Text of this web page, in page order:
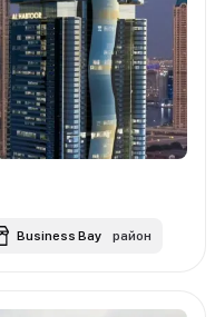
Business Bay район